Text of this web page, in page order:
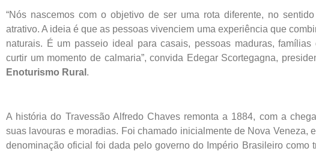
“Nós nascemos com o objetivo de ser uma rota diferente, no
atrativo. A ideia é que as pessoas vivenciem uma experiência que
naturais. É um passeio ideal para casais, pessoas maduras,
curtir um momento de calmaria”, convida Edegar Scortegagna,
Enoturismo Rural .
A história do Travessão Alfredo Chaves remonta a 1884, com a
suas lavouras e moradias. Foi chamado inicialmente de Nova Veneza,
denominação oficial foi dada pelo governo do Império Brasileiro como